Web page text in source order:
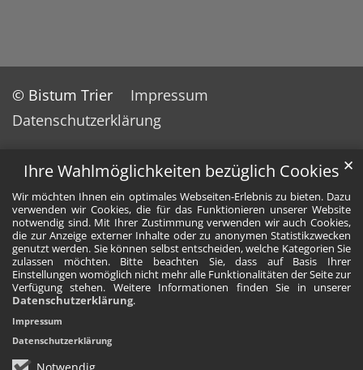
Ihre Wahlmöglichkeiten bezüglich Cookies
Wir möchten Ihnen ein optimales Webseiten-Erlebnis zu bieten. Dazu
verwenden wir Cookies, die für das Funktionieren unserer Website
notwendig sind. Mit Ihrer Zustimmung verwenden wir auch Cookies,
die zur Anzeige externer Inhalte oder zu anonymen Statistikzwecken
genutzt werden. Sie können selbst entscheiden, welche Kategorien Sie
zulassen möchten. Bitte beachten Sie, dass auf Basis Ihrer
Einstellungen womöglich nicht mehr alle Funktionalitäten der Seite zur
Verfügung stehen. Weitere Informationen finden Sie in unserer
Datenschutzerklärung.
Notwendig
✕
Impressum
Datenschutzerklärung
© Bistum Trier
Impressum
Datenschutzerklärung